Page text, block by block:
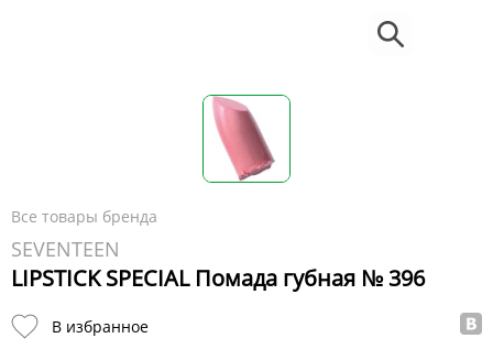
Все товары бренда
SEVENTEEN
LIPSTICK SPECIAL Помада губная № 396
В избранное